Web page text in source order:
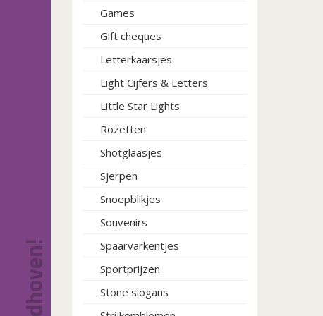
Games
Gift cheques
Letterkaarsjes
Light Cijfers & Letters
Little Star Lights
Rozetten
Shotglaasjes
Sjerpen
Snoepblikjes
Souvenirs
Spaarvarkentjes
Sportprijzen
Stone slogans